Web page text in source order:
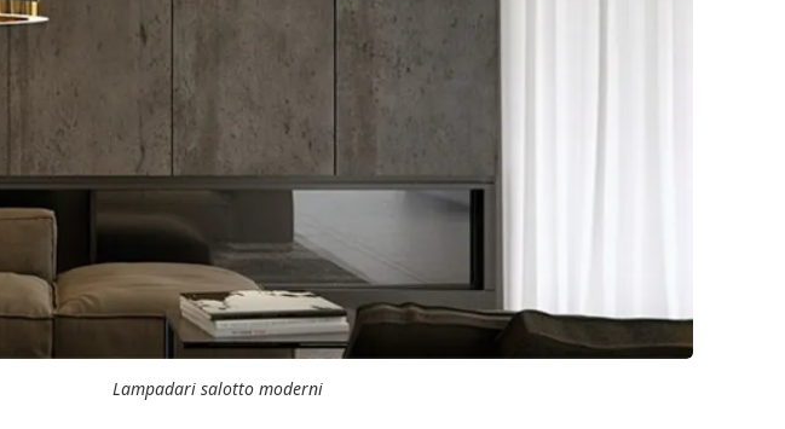
Lampadari salotto moderni